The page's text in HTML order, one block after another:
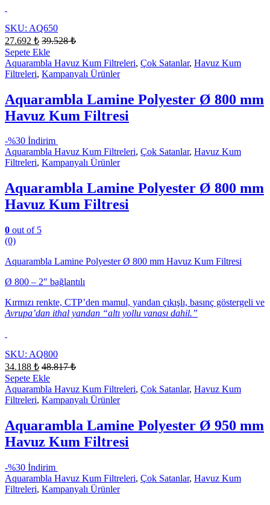
SKU: AQ650
27.692 ₺ 39.528₺
Sepete Ekle
Aquarambla Havuz Kum Filtreleri, Çok Satanlar, Havuz Kum
Filtreleri, Kampanyalı Ürünler
Aquarambla Lamine Polyester Ø 800 mm
Havuz Kum Filtresi
-%30 İndirim
Aquarambla Havuz Kum Filtreleri, Çok Satanlar, Havuz Kum
Filtreleri, Kampanyalı Ürünler
Aquarambla Lamine Polyester Ø 800 mm
Havuz Kum Filtresi
0 out of 5
(0)
Aquarambla Lamine Polyester Ø 800 mm Havuz Kum Filtresi
Ø 800 – 2″ bağlantılı
Kırmızı renkte, CTP’den mamul, yandan çıkışlı, basınç göstergeli ve
Avrupa’dan ithal yandan “altı yollu vanası dahil.”
SKU: AQ800
34.188 ₺ 48.817₺
Sepete Ekle
Aquarambla Havuz Kum Filtreleri, Çok Satanlar, Havuz Kum
Filtreleri, Kampanyalı Ürünler
Aquarambla Lamine Polyester Ø 950 mm
Havuz Kum Filtresi
-%30 İndirim
Aquarambla Havuz Kum Filtreleri, Çok Satanlar, Havuz Kum
Filtreleri, Kampanyalı Ürünler